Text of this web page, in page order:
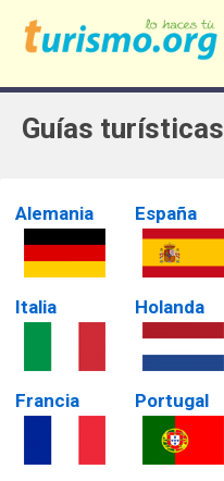
Guías turísticas
Alemania
Italia
Francia
España
Holanda
Portugal